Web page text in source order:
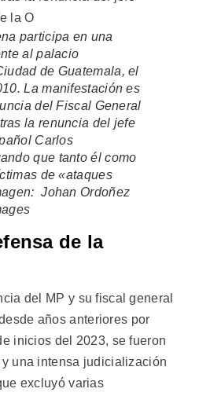
participa en una
al palacio
de Guatemala, el
La manifestación es
del Fiscal General
la renuncia del jefe
Carlos
que tanto él como
de «ataques
Johan Ordoñez
de la
del MP y su fiscal general
años anteriores por
inicios del 2023, se fueron
una intensa judicialización
excluyó varias